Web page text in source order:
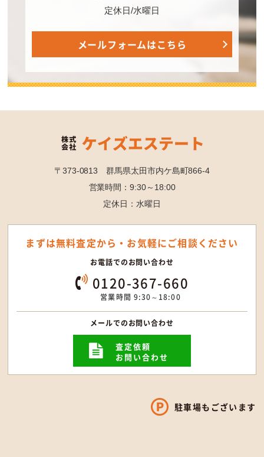
定休日/水曜日
メールフォームはこちら
〒373-0813 群馬県太田市内ケ島町866-4
営業時間：9:30～18:00
定休日：水曜日
まずは無料査定から・ お気軽にご相談ください
お電話でのお問い合わせ
0120-367-660
営業時間 9:30～18:00
メールでのお問い合わせ
査定依頼
お問い合わせ
駐車場もございます